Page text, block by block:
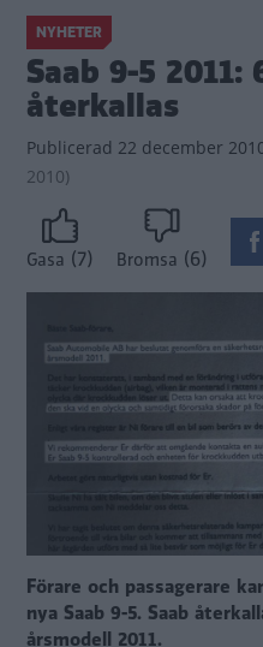
NYHETER
Saab 9-5
återkallas
Publicerad 22 december
2010)
Gasa (7) Bromsa (6)
Förare och passagerare
nya Saab 9-5. Saab
årsmodell 2011.